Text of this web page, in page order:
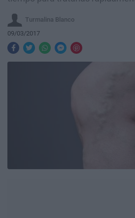
Turmalina Blanco
09/03/2017